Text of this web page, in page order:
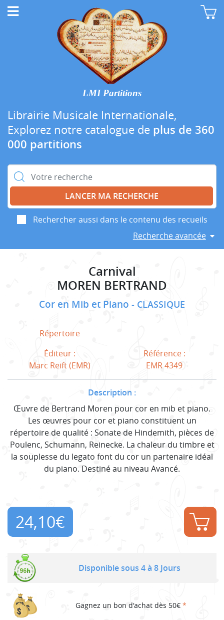
LMI Partitions
Librairie Musicale Internationale,
Explorez notre catalogue de plus de 360
000 partitions
Rechercher :
Rechercher aussi dans le contenu des recueils
Recherche avancée
Carnival
MOREN BERTRAND
Cor en Mib et Piano CLASSIQUE
Répertoire
Éditeur :
Marc Reift (EMR)
Référence :
EMR 4349
Description :
Œuvre de Bertrand Moren pour cor en mib et piano.
Les œuvres pour cor et piano constituent un
répertoire de qualité : Sonate de Hindemith, pièces de
Poulenc, Schumann, Reinecke. La chaleur du timbre et
la souplesse du legato font du cor un partenaire idéal
du piano. Destiné au niveau Avancé.
24,10€
Disponible sous 4 à 8 Jours
Gagnez un bon d'achat dès 50€ *